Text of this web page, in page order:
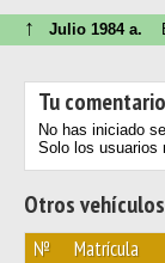
↑ Julio 1984 a.
Tu comentario
No has iniciado
Solo los usuarios
Otros
№ Matrícula